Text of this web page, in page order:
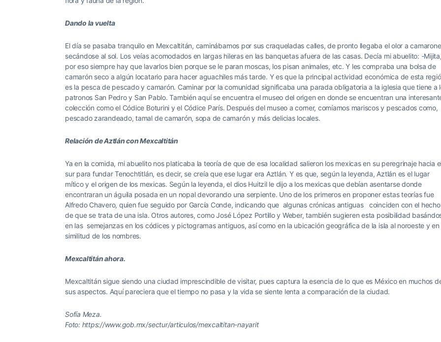
Dando la vuelta
El día se pasaba tranquilo en Mexcaltitán, caminábamos por sus craqueladas calles, de pronto llegaba el olor a
secándose al sol. Los veías acomodados en largas hileras en las banquetas afuera de las casas. Decía mi abuelito: -Mijita,
por eso siempre hay que lavarlos bien porque se le paran moscas, los pisan animales, etc. Y les compraba una bolsa de
camarón seco a algún locatario para hacer aguachiles más tarde. Y es que la principal actividad económica de esta
es la pesca de pescado y camarón. Caminar por la comunidad significaba una parada obligatoria a la iglesia que tiene a
patronos San Pedro y San Pablo. También aquí se encuentra el museo del origen en donde se encuentran una
colección como el Códice Boturini y el Códice París. Después del museo a comer, comíamos mariscos y pescados como,
pescado zarandeado, tamal de camarón, sopa de camarón y más delicias locales.
Relación de Aztlán con Mexcaltitán
Ya en la comida, mi abuelito nos platicaba la teoría de que de esa localidad salieron los mexicas en su peregrinaje hacia
sur para fundar Tenochtitlán, es decir, se creía que ese lugar era Aztlán. Y es que, según la leyenda, Aztlán es el lugar
mítico y el origen de los mexicas. Según la leyenda, el dios Huitzil le dijo a los mexicas que debían asentarse donde
encontraran un águila posada en un nopal devorando una serpiente. Uno de los primeros en proponer estas teorías fue
Alfredo Chavero, quien fue seguido por García Conde, indicando que algunas crónicas antiguas coinciden con el hecho
de que se trata de una isla. Otros autores, como José López Portillo y Weber, también sugieren esta posibilidad
en las semejanzas en los códices y pictogramas antiguos, así como en la ubicación geográfica de la isla al noroeste y en
similitud de los nombres.
Mexcaltitán ahora.
Mexcaltitán sigue siendo una ciudad imprescindible de visitar, pues captura la esencia de lo que es México en muchos
sus aspectos. Aquí pareciera que el tiempo no pasa y la vida se siente lenta a comparación de la ciudad.
Sofía Meza.
Foto: https://www.gob.mx/sectur/articulos/mexcaltitan-nayarit